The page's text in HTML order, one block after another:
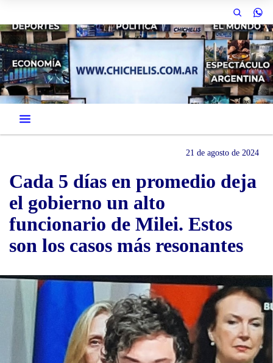
21 de agosto de 2024
Cada 5 días en promedio deja
el gobierno un alto
funcionario de Milei. Estos
son los casos más resonantes